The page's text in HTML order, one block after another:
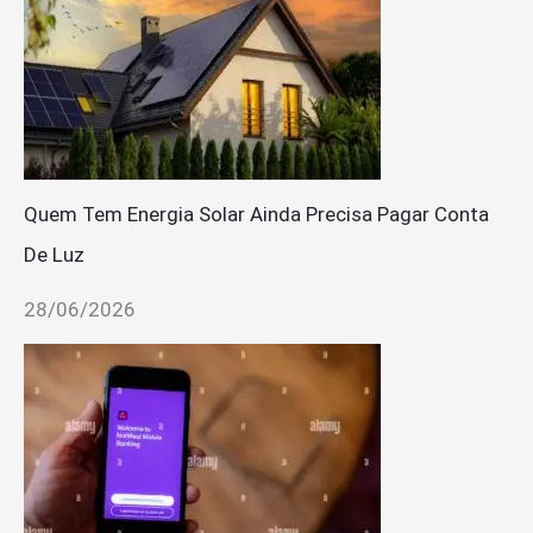
Quem Tem Energia Solar Ainda Precisa Pagar Conta
De Luz
28/06/2026